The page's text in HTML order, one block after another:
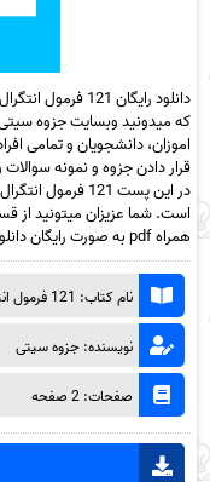
دانلود رایگان
که میدونید وبسایت جزوه
اموزان، دانشجویان و تمامی
قرار دادن جزوه و نمونه
همراه pdf به صورت رایگان دانلود و استفاده نمایید. ممنون میشیم اگر پیشنهاد ...
نام کتاب: 121 فرمول انتگرال گیری
نویسنده: جزوه سیتی
صفحات: 2 صفحه